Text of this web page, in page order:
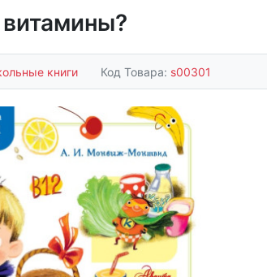
книги Код Товара: s00301